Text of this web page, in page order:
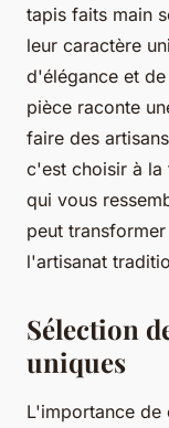
tapis faits main
leur caractère
d'élégance et
pièce raconte
faire des
c'est choisir à la
qui vous
peut
l'artisanat
Sélection
uniques
L'importance de